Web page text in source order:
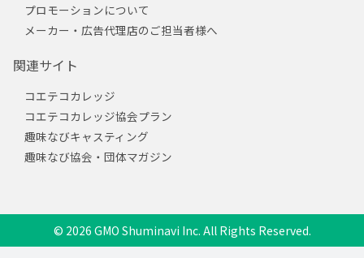
プロモーションについて
メーカー・広告代理店のご担当者様へ
関連サイト
コエテコカレッジ
コエテコカレッジ協会プラン
趣味なびキャスティング
趣味なび協会・団体マガジン
© 2026 GMO Shuminavi Inc. All Rights Reserved.